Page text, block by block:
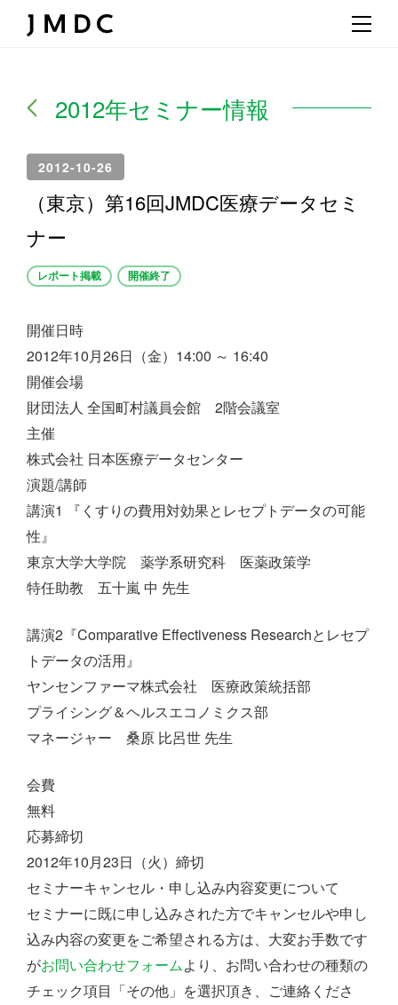
2012年セミナー情報
2012-10-26
（東京）第16回JMDC医療データセミ
ナー
レポート掲載 開催終了
開催日時
2012年10月26日（金）14:00 ～ 16:40
開催会場
財団法人 全国町村議員会館 2階会議室
主催
株式会社 日本医療データセンター
演題/講師
講演1 『くすりの費用対効果とレセプトデータの可能
性』
東京大学大学院 薬学系研究科 医薬政策学
特任助教 五十嵐 中 先生
講演2『Comparative Effectiveness Researchとレセプ
トデータの活用』
ヤンセンファーマ株式会社 医療政策統括部
プライシング＆ヘルスエコノミクス部
マネージャー 桑原 比呂世 先生
会費
無料
応募締切
2012年10月23日（火）締切
セミナーキャンセル・申し込み内容変更について
セミナーに既に申し込みされた方でキャンセルや申し
込み内容の変更をご希望される方は、大変お手数です
がお問い合わせフォームより、お問い合わせの種類の
チェック項目「その他」を選択頂き、ご連絡くださ